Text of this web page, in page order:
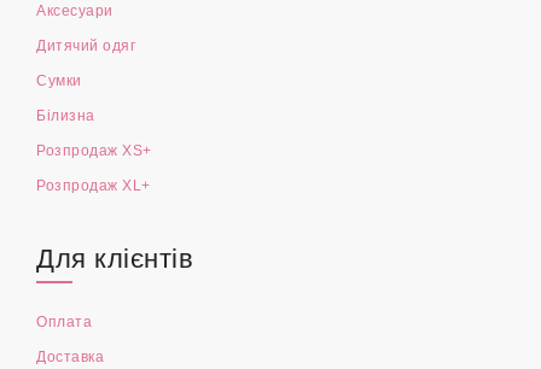
Аксесуари
Дитячий одяг
Сумки
Білизна
Розпродаж XS+
Розпродаж XL+
Для клієнтів
Оплата
Доставка